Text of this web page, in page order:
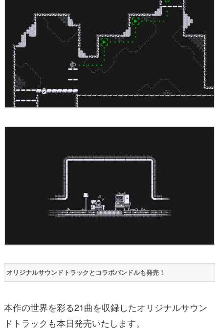
オリジナルサウンドトラックとコラボバンドルも発売！
本作の世界を彩る21曲を収録したオリジナルサウン
ドトラックも本日発売いたします。